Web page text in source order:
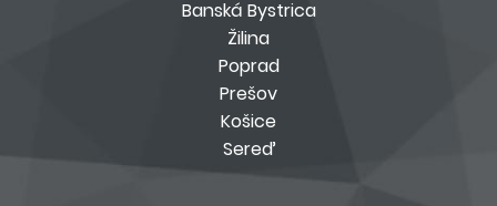
Banská Bystrica
Žilina
Poprad
Prešov
Košice
Sereď